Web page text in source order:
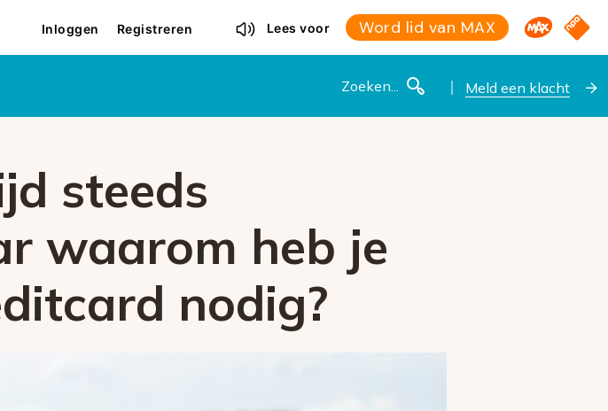
Inloggen Registreren Lees voor Word lid van MAX Omroep
NPO
Zoeken
Meld een klacht
steeds
waarom heb je
nodig?